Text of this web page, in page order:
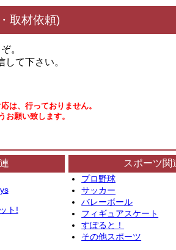
取材依頼)
。
して下さい。
は、行っておりません。
願い致します。
ト!
スポーツ関
プロ野球
サッカー
バレーボール
フィギュアスケート
すぽると！
その他スポーツ